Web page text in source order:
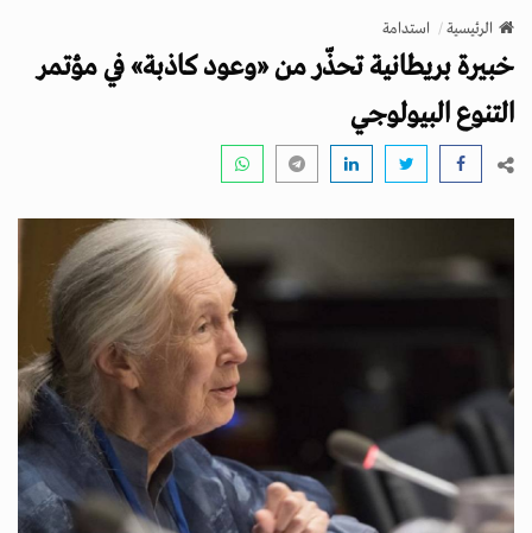
v
g
a
n
الرئيسية استدامة
خبيرة بريطانية تحذّر من «وعود كاذبة» في مؤتمر
التنوع البيولوجي